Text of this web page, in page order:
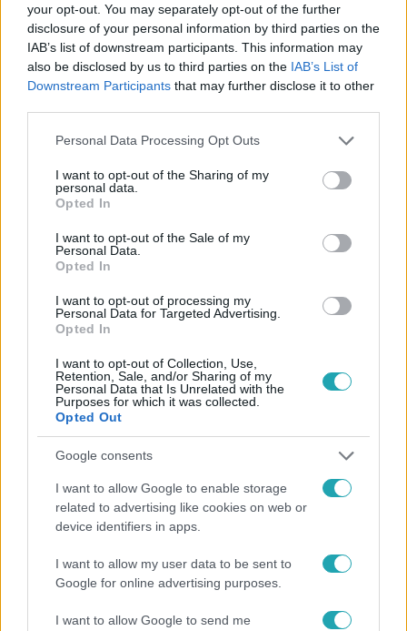
your opt-out. You may separately opt-out of the further
disclosure of your personal information by third parties on the
IAB’s list of downstream participants. This information may
also be disclosed by us to third parties on the IAB’s List of
Downstream Participants that may further disclose it to other
Please note that this website/app uses one or more Google
not limited to your visit or usage behaviour. You may click to
grant or deny consent to Google and its third-party tags to
use your data for below specified purposes in below Google
consent section.
Personal Data Processing Opt Outs
I want to opt-out of the Sharing of my
personal data.
Opted In
I want to opt-out of the Sale of my
Personal Data.
Opted In
I want to opt-out of processing my
Personal Data for Targeted Advertising.
Opted In
I want to opt-out of Collection, Use,
Retention, Sale, and/or Sharing of my
Personal Data that Is Unrelated with the
Purposes for which it was collected.
Opted Out
Google consents
I want to allow Google to enable storage
related to advertising like cookies on web or
device identifiers in apps.
I want to allow my user data to be sent to
Google for online advertising purposes.
I want to allow Google to send me
Kövess minket, és értesülj a friss hírekről a
Facebookon is!
Követem
SZTÁRBOX #VIDEÓ #ISTENES BENCE
ADÁSRÉSZLETEK
SPORT # IFJ. SCHOBERT NORBERT
Népszerű